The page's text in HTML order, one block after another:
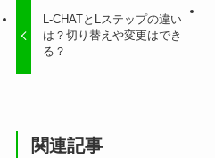
L-CHATとLステップの違い
は？切り替えや変更はでき
る？
関連記事